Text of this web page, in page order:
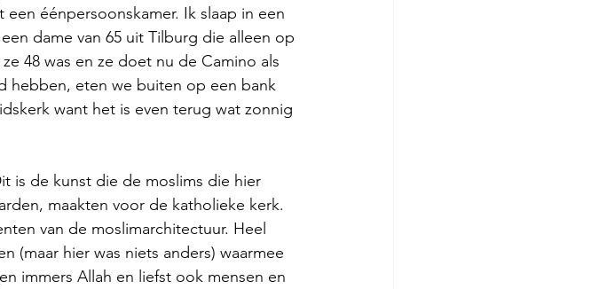
éénpersoonskamer. Ik slaap in een
dame van 65 uit Tilburg die alleen op
48 was en ze doet nu de Camino als
hebben, eten we buiten op een bank
want het is even terug wat zonnig
is de kunst die de moslims die hier
maakten voor de katholieke kerk.
van de moslimarchitectuur. Heel
(maar hier was niets anders) waarmee
immers Allah en liefst ook mensen en